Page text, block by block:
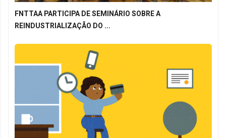
FNTTAA PARTICIPA DE SEMINÁRIO SOBRE A
REINDUSTRIALIZAÇÃO DO ...